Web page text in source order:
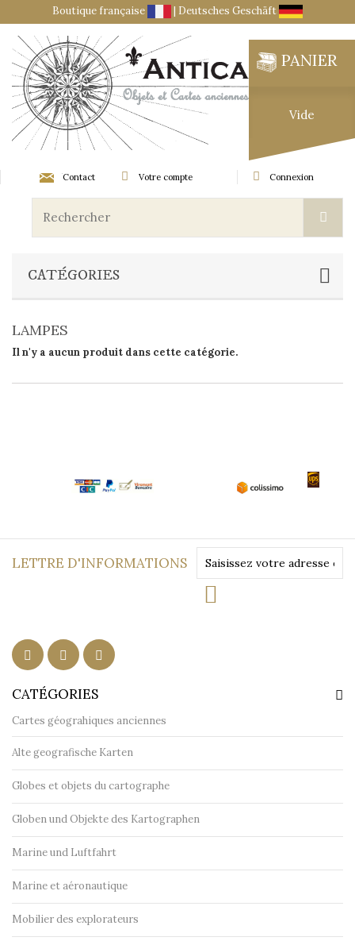
Boutique française | Deutsches Geschäft
PANIER
Vide
Connexion
Votre compte
Contact
CATÉGORIES
LAMPES
Il n'y a aucun produit dans cette catégorie.
LETTRE D'INFORMATIONS
CATÉGORIES
Cartes géograhiques anciennes
Alte geografische Karten
Globes et objets du cartographe
Globen und Objekte des Kartographen
Marine und Luftfahrt
Marine et aéronautique
Mobilier des explorateurs